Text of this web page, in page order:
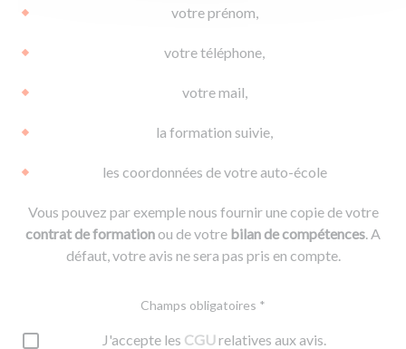
votre prénom,
votre téléphone,
votre mail,
la formation suivie,
les coordonnées de votre auto-école
Vous pouvez par exemple nous fournir une copie de votre
contrat de formationou de votre bilan de compétences. A
défaut, votre avis ne sera pas pris en compte.
Champs obligatoires *
J'accepte les CGUrelatives aux avis.